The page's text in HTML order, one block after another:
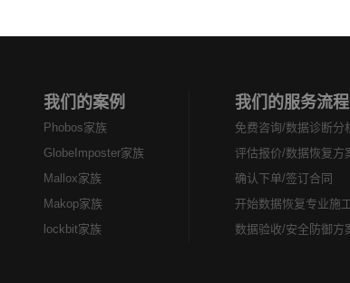
我们的案例
Phobos家族
GlobeImposter家族
Mallox家族
Makop家族
lockbit家族
我们的服务流程
免费咨询/数据诊断分
评估报价/数据恢复方
确认下单/签订合同
开始数据恢复专业施
数据验收/安全防御方